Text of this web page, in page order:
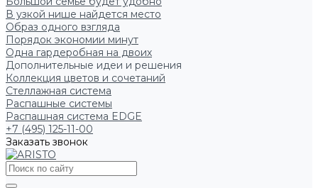
В узкой нише найдется место
Образ одного взгляда
Порядок экономии минут
Одна гардеробная на двоих
Дополнительные идеи и решения
Коллекция цветов и сочетаний
Стеллажная система
Распашные системы
Распашная система EDGE
+7 (495) 125-11-00
Заказать звонок